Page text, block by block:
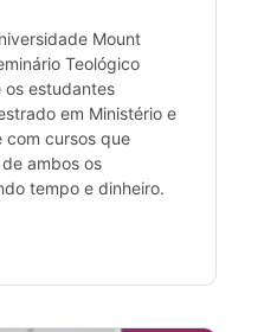
Mount
Teológico
os estudantes
em Ministério e
com cursos que
ambos os
tempo e dinheiro.